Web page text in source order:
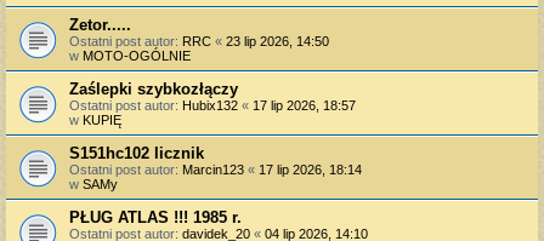
Zetor.....
Ostatni post autor: RRC « 23 lip 2026, 14:50
w MOTO-OGÓLNIE
Zaślepki szybkozłączy
Ostatni post autor: Hubix132 « 17 lip 2026, 18:57
w KUPIĘ
S151hc102 licznik
Ostatni post autor: Marcin123 « 17 lip 2026, 18:14
w SAMy
PŁUG ATLAS !!! 1985 r.
Ostatni post autor: davidek_20 « 04 lip 2026, 14:10